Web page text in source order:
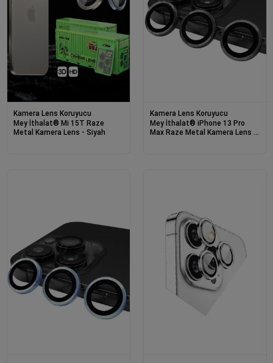
Kamera Lens Koruyucu
Mey İthalat® Mi 15T Raze
Metal Kamera Lens - Siyah
Kamera Lens Koruyucu
Mey İthalat® iPhone 13 Pro
Max Raze Metal Kamera Lens -